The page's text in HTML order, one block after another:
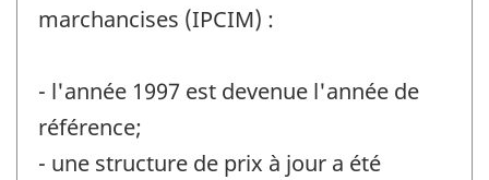
marchancises (IPCIM) :
- l'année 1997 est devenue l'année de
référence;
- une structure de prix à jour a été